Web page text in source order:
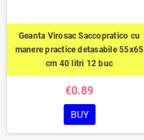
Geanta Virosac Saccopratico cu
manere practice detasabile 55x65
cm 40 litri 12 buc
€0.89
BUY